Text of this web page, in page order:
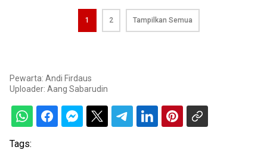
1 2 Tampilkan Semua
Pewarta: Andi Firdaus
Uploader: Aang Sabarudin
Tags: